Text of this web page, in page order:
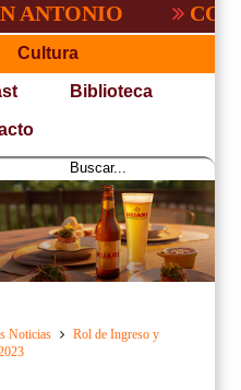
COPA
Cultura
Biblioteca
Noticias
Rol de Ingreso y